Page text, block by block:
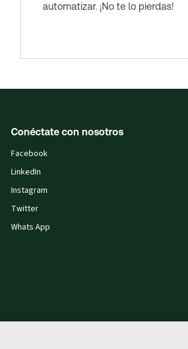
automatizar. ¡No te lo pierdas!
Conéctate con nosotros
Facebook
LinkedIn
Instagram
Twitter
Whats App